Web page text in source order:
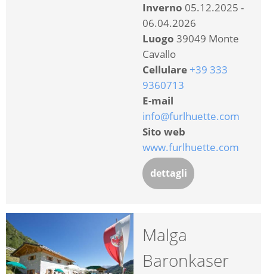
Inverno 05.12.2025 -
06.04.2026
Luogo 39049 Monte
Cavallo
Cellulare +39 333
9360713
E-mail
info@furlhuette.com
Sito web
www.furlhuette.com
dettagli
Malga
Baronkaser